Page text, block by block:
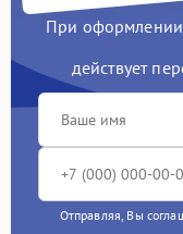
При оформлении
действует
Отправляя, Вы